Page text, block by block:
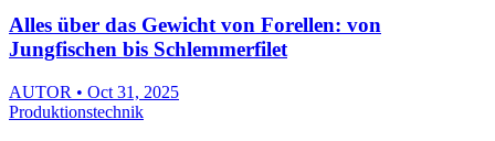
Alles über das Gewicht von Forellen: von
Jungfischen bis Schlemmerfilet
AUTOR • Oct 31, 2025
Produktionstechnik